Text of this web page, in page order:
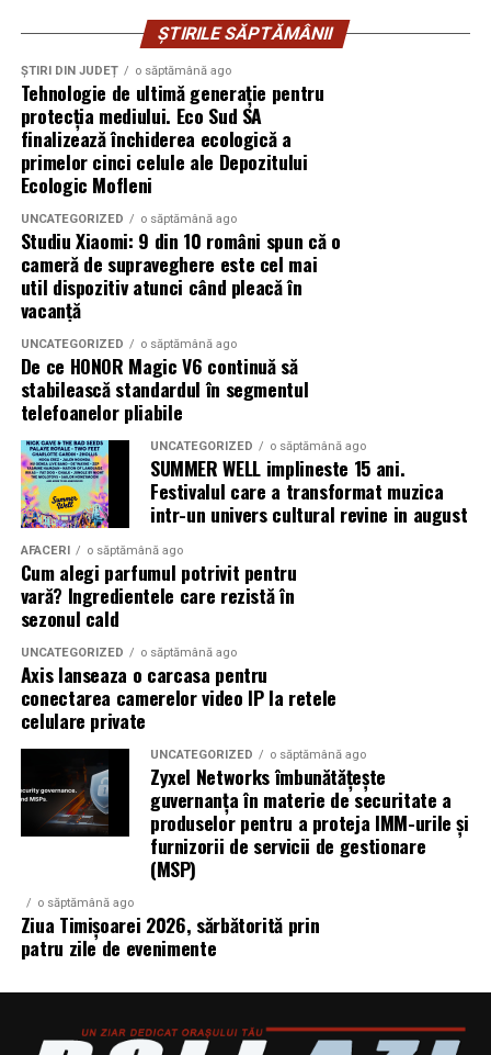
rezultatul unei combinații între strategie, tehnologie și
optimizare continuă. Fiecare etapă contribuie la
dezvoltarea unei infrastructuri digitale capabile să
susțină obiectivele de business.
Pe termen lung, companiile care investesc în
automatizare și integrarea proceselor observă beneficii
semnificative. Crește viteza de lucru, se îmbunătățește
experiența clienților și se reduc costurile operaționale.
În același timp, organizația devine mai flexibilă și mai
pregătită pentru schimbările din piață.
În concluzie, automatizarea proceselor online
reprezintă una dintre cele mai eficiente modalități prin
care o afacere își poate accelera dezvoltarea. Atunci
promovare eficientă și o strategie digitală bine definită,
aceasta poate transforma mediul online într-o sursă
constantă de oportunități și creștere.
(Advertorial)
ȘTIRILE SĂPTĂMÂNII
ȘTIRI DIN JUDEȚ o săptămână ago
Tehnologie de ultimă generație pentru
protecția mediului. Eco Sud SA
finalizează închiderea ecologică a
primelor cinci celule ale Depozitului
Ecologic Mofleni
UNCATEGORIZED o săptămână ago
Studiu Xiaomi: 9 din 10 români spun că o
cameră de supraveghere este cel mai
util dispozitiv atunci când pleacă în
vacanță
UNCATEGORIZED o săptămână ago
De ce HONOR Magic V6 continuă să
stabilească standardul în segmentul
telefoanelor pliabile
UNCATEGORIZED o săptămână ago
SUMMER WELL implineste 15 ani.
Festivalul care a transformat muzica
intr-un univers cultural revine in august
AFACERI o săptămână ago
Cum alegi parfumul potrivit pentru
vară? Ingredientele care rezistă în
sezonul cald
UNCATEGORIZED o săptămână ago
Axis lanseaza o carcasa pentru
conectarea camerelor video IP la retele
celulare private
UNCATEGORIZED o săptămână ago
Zyxel Networks îmbunătățește
guvernanța în materie de securitate a
produselor pentru a proteja IMM-urile și
furnizorii de servicii de gestionare
(MSP)
o săptămână ago
Ziua Timișoarei 2026, sărbătorită prin
patru zile de evenimente